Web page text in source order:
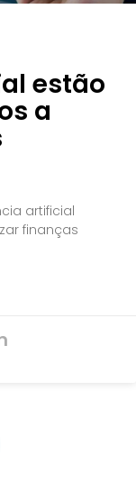
estão
a
artificial
finanças